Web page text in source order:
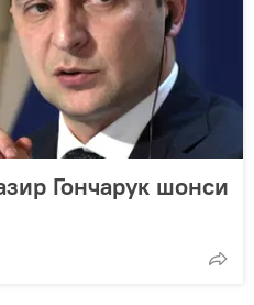
Гончарук шонси